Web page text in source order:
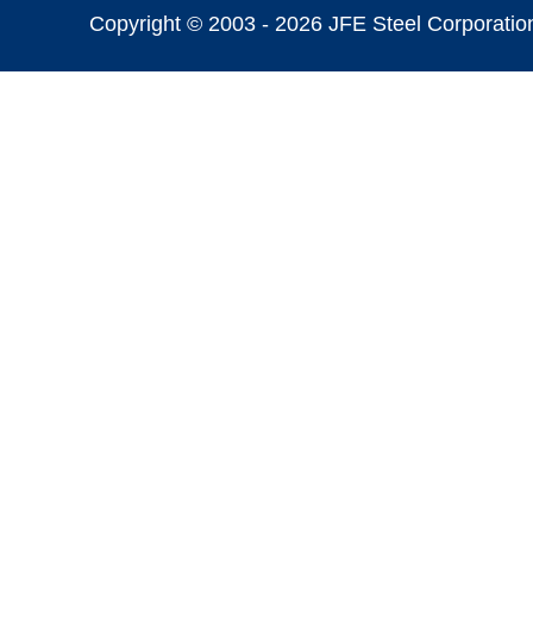
Copyright © 2003 - 2026 JFE Steel